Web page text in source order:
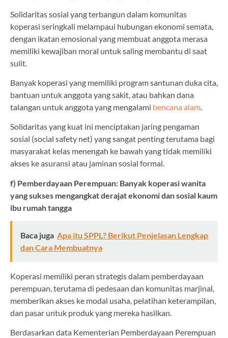
Solidaritas sosial yang terbangun dalam komunitas
koperasi seringkali melampaui hubungan ekonomi semata,
dengan ikatan emosional yang membuat anggota merasa
memiliki kewajiban moral untuk saling membantu di saat
sulit.
Banyak koperasi yang memiliki program santunan duka cita,
bantuan untuk anggota yang sakit, atau bahkan dana
talangan untuk anggota yang mengalami bencana alam.
Solidaritas yang kuat ini menciptakan jaring pengaman
sosial (social safety net) yang sangat penting terutama bagi
masyarakat kelas menengah ke bawah yang tidak memiliki
akses ke asuransi atau jaminan sosial formal.
f) Pemberdayaan Perempuan: Banyak koperasi wanita
yang sukses mengangkat derajat ekonomi dan sosial kaum
ibu rumah tangga
Baca juga Apa itu SPPL? Berikut Penjelasan Lengkap
dan Cara Membuatnya
Koperasi memiliki peran strategis dalam pemberdayaan
perempuan, terutama di pedesaan dan komunitas marjinal,
memberikan akses ke modal usaha, pelatihan keterampilan,
dan pasar untuk produk yang mereka hasilkan.
Berdasarkan data Kementerian Pemberdayaan Perempuan